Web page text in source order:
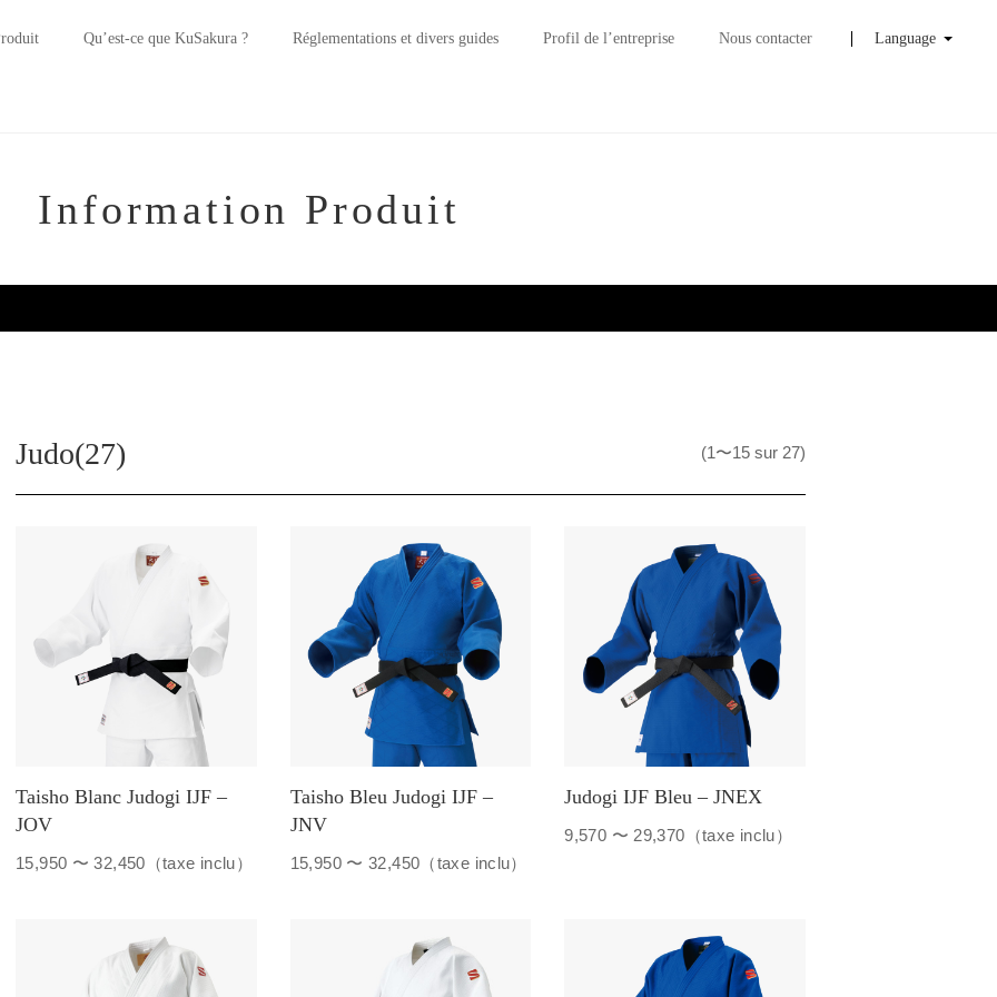
Qu’est-ce que KuSakura ? Réglementations et divers guides Profil de l’entreprise Nous contacter Language
Information Produit
Judo(27) (1〜15 sur 27)
Taisho Blanc Judogi IJF –
JOV
15,950 〜 32,450（taxe inclu）
Taisho Bleu Judogi IJF –
JNV
15,950 〜 32,450（taxe inclu）
Judogi IJF Bleu – JNEX
9,570 〜 29,370（taxe inclu）